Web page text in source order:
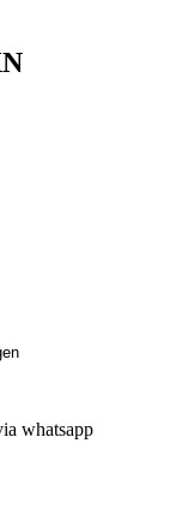
whatsapp